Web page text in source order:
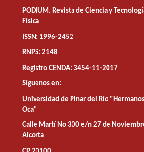
PODIUM. Revista de Ciencia y
Física
ISSN: 1996-2452
RNPS: 2148
Registro CENDA: 3454-11-2017
Síguenos en:
Universidad de Pinar del Río
Oca"
Calle Martí No 300 e/n 27 de
Alcorta